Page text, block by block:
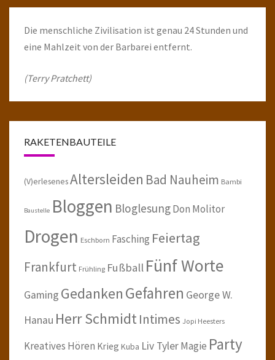
Die menschliche Zivilisation ist genau 24 Stunden und
eine Mahlzeit von der Barbarei entfernt.
(Terry Pratchett)
RAKETENBAUTEILE
(V)erlesenesAltersleiden Bad Nauheim Bambi
Baustelle Bloggen BloglesungDon Molitor
Drogen Eschborn Fasching Feiertag
Frankfurt Frühling Fußball Fünf Worte
Gaming GedankenGefahren George W.
Hanau Herr SchmidtIntimes Jopi Heesters
Kreatives Hören Krieg Kuba Liv TylerMagie Party